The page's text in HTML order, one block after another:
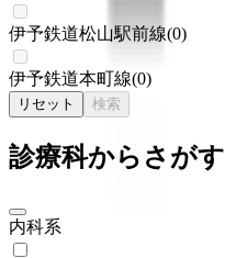
伊予鉄道松山駅前線(0)
伊予鉄道本町線(0)
リセット 検索
診療科からさがす
内科系